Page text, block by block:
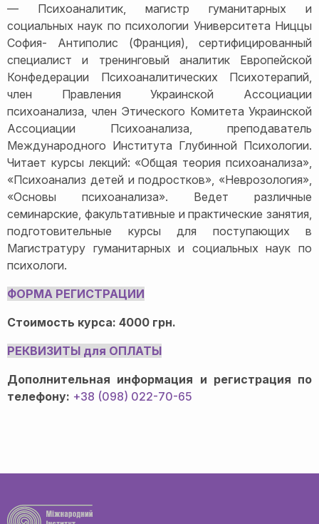
— Психоаналитик, магистр гуманитарных и
социальных наук по психологии Университета Ниццы
София- Антиполис (Франция), сертифицированный
специалист и тренинговый аналитик Европейской
Конфедерации Психоаналитических Психотерапий,
член Правления Украинской Ассоциации
психоанализа, член Этического Комитета Украинской
Ассоциации Психоанализа, преподаватель
Международного Института Глубинной Психологии.
Читает курсы лекций: «Общая теория психоанализа»,
«Психоанализ детей и подростков», «Неврозология»,
«Основы психоанализа». Ведет различные
семинарские, факультативные и практические занятия,
подготовительные курсы для поступающих в
Магистратуру гуманитарных и социальных наук по
психологи.
ФОРМА РЕГИСТРАЦИИ
Стоимость курса: 4000 грн.
РЕКВИЗИТЫ для ОПЛАТЫ
Дополнительная информация и регистрация по
телефону: +38 (098) 022-70-65